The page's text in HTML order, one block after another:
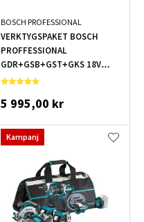
BOSCH PROFESSIONAL
VERKTYGSPAKET BOSCH
PROFFESSIONAL
GDR+GSB+GST+GKS 18V
2X4,0AH
5 995,00 kr
Kampanj